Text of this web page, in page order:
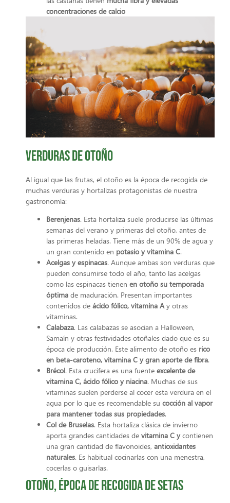
concentraciones de calcio
Verduras de otoño
Al igual que las frutas, el otoño es la época de recogida de
muchas verduras y hortalizas protagonistas de nuestra
gastronomía:
Berenjenas. Esta hortaliza suele producirse las últimas
semanas del verano y primeras del otoño, antes de
las primeras heladas. Tiene más de un 90% de agua y
un gran contenido en potasio y vitamina C.
Acelgas y espinacas. Aunque ambas son verduras que
pueden consumirse todo el año, tanto las acelgas
como las espinacas tienen en otoño su temporada
óptima de maduración. Presentan importantes
contenidos de ácido fólico, vitamina Ay otras
vitaminas.
Calabaza. Las calabazas se asocian a Halloween,
Samaín y otras festividades otoñales dado que es su
época de producción. Este alimento de otoño es rico
en beta-caroteno, vitamina C y gran aporte de fibra.
Brécol. Esta crucífera es una fuente excelente de
vitamina C, ácido fólico y niacina. Muchas de sus
vitaminas suelen perderse al cocer esta verdura en el
agua por lo que es recomendable su cocción al vapor
para mantener todas sus propiedades.
Col de Bruselas. Esta hortaliza clásica de invierno
aporta grandes cantidades de vitamina C ycontienen
una gran cantidad de flavonoides, antioxidantes
naturales. Es habitual cocinarlas con una menestra,
cocerlas o guisarlas.
Otoño, época de recogida de setas